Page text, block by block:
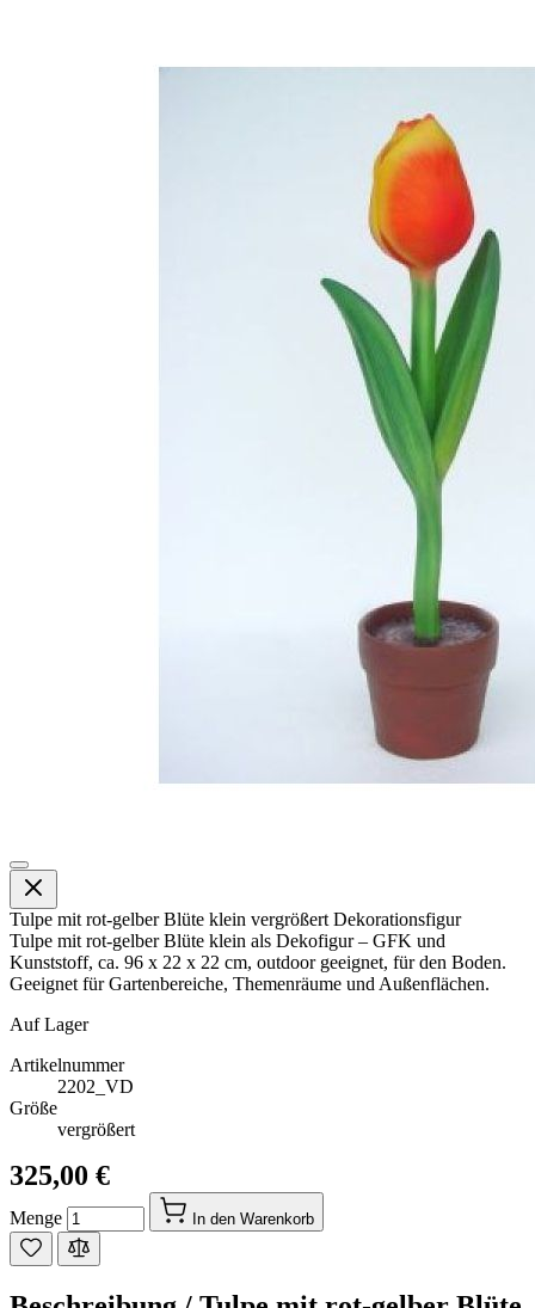
Tulpe mit rot-gelber Blüte klein vergrößert Dekorationsfigur
Tulpe mit rot-gelber Blüte klein als Dekofigur – GFK und
Kunststoff, ca. 96 x 22 x 22 cm, outdoor geeignet, für den Boden.
Geeignet für Gartenbereiche, Themenräume und Außenflächen.
Auf Lager
Artikelnummer
2202_VD
Größe
vergrößert
325,00 €
Menge In den Warenkorb